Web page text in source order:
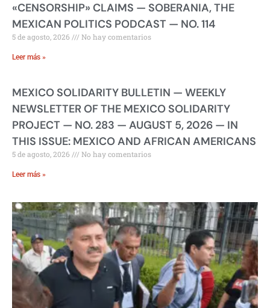
«CENSORSHIP» CLAIMS — SOBERANIA, THE
MEXICAN POLITICS PODCAST — NO. 114
5 de agosto, 2026 No hay comentarios
Leer más »
MEXICO SOLIDARITY BULLETIN — WEEKLY
NEWSLETTER OF THE MEXICO SOLIDARITY
PROJECT — NO. 283 — AUGUST 5, 2026 — IN
THIS ISSUE: MEXICO AND AFRICAN AMERICANS
5 de agosto, 2026 No hay comentarios
Leer más »